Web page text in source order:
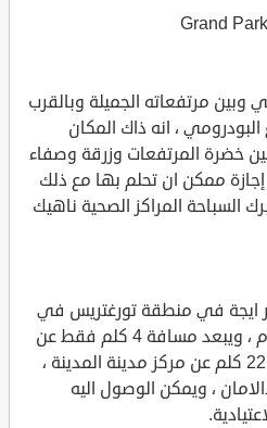
Grand
مرتفعاته الجميلة وبالقرب
، انه ذاك المكان
خضرة المرتفعات وزرقة وصفاء
ممكن ان تحلم بها مع ذلك
السباحة المراكز الصحية ناهيك
ايجة في منطقة تورغتريس في
مدينة السحر والجمال بودروم ، ويبعد مسافة 4 كلم فقط عن
المنطقة بينما يبعد مسافة 22 كلم عن مركز مدينة المدينة ،
دالامان ، ويمكن الوصول اليه